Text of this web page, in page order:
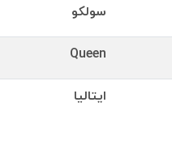
سولکو
Queen
ایتالیا